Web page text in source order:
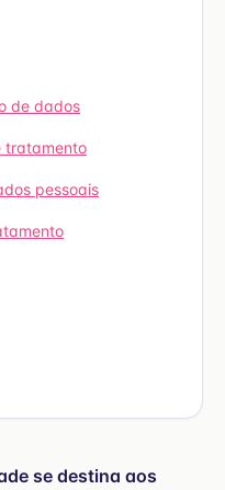
de dados
tratamento
pessoais
se destina aos